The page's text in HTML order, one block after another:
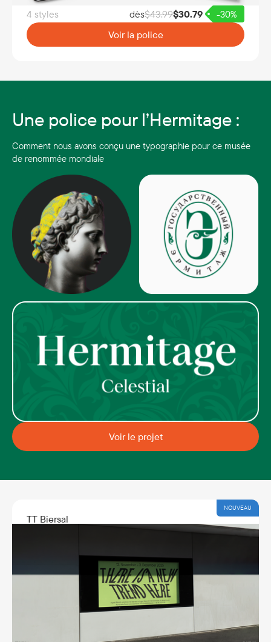
4 styles dès$43.99$30.79 -30%
Voir la police
Une police pour l’Hermitage :
Comment nous avons conçu une typographie pour ce musée
de renommée mondiale
Voir le projet
NOUVEAU
TT Biersal